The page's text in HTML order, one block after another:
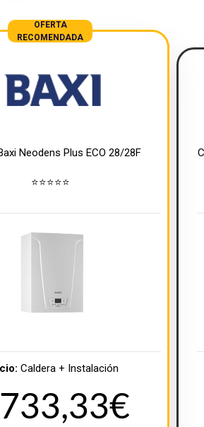
Neodens Plus ECO 28/28F
⭐⭐⭐⭐⭐
Caldera + Instalación